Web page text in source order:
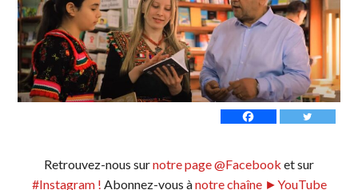
Retrouvez-nous surnotre page @Facebook et sur
#Instagram ! Abonnez-vous ànotre chaîne ►YouTube